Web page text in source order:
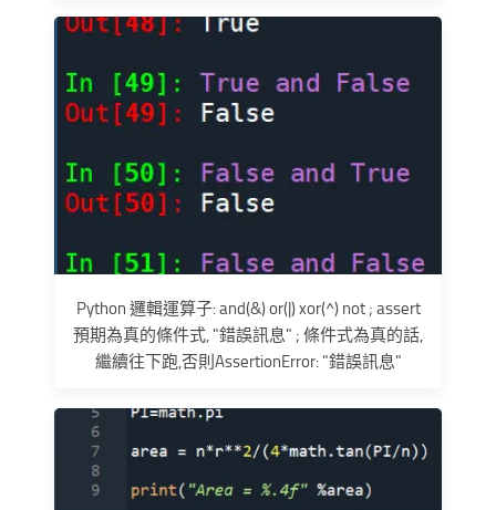
Python 邏輯運算子: and(&) or(|) xor(^) not ; assert
預期為真的條件式, "錯誤訊息" ; 條件式為真的話,
繼續往下跑,否則AssertionError: "錯誤訊息"